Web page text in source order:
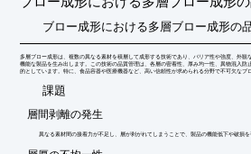
ブロー成形における多層ブロー成形の
多層ブロー成形は、複数の異なる素材を積層して成形する技術であり、バリア性や強度、外観
機能な製品を生み出します。この技術の品質管理は、各層の密着性、厚み均一性、異物混入防
的としています。特に、食品容器や医療機器など、高い信頼性が求められる分野で不可欠なプロ
​課題
層間剥離の発生
異なる素材間の接着力が不足し、層が剥がれてしまうことで、製品の機能低下や破損を